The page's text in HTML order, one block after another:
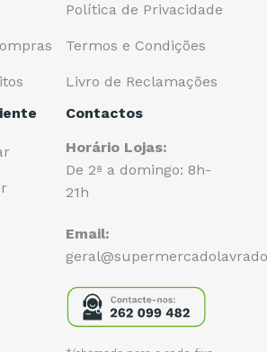
Política de Privacidade
Termos e Condições
Livro de Reclamações
Contactos
Horário Lojas:
De 2ª a domingo: 8h-
21h
Email: